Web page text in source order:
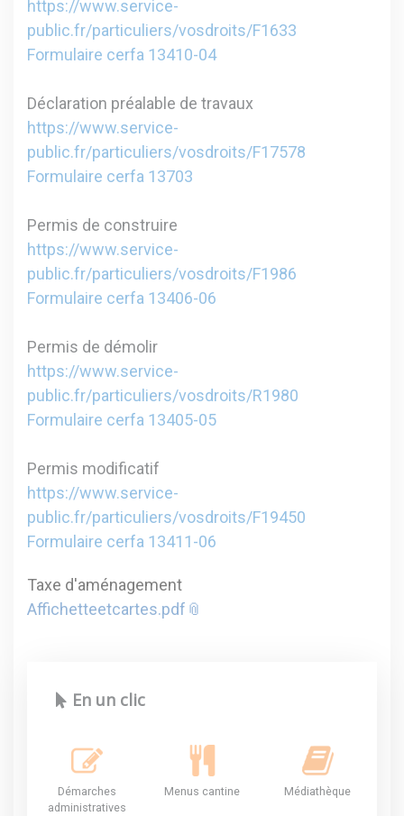
https://www.service-
public.fr/particuliers/vosdroits/F1633
Formulaire cerfa 13410-04
Déclaration préalable de travaux
https://www.service-
public.fr/particuliers/vosdroits/F17578
Formulaire cerfa 13703
Permis de construire
https://www.service-
public.fr/particuliers/vosdroits/F1986
Formulaire cerfa 13406-06
Permis de démolir
https://www.service-
public.fr/particuliers/vosdroits/R1980
Formulaire cerfa 13405-05
Permis modificatif
https://www.service-
public.fr/particuliers/vosdroits/F19450
Formulaire cerfa 13411-06
Taxe d'aménagement
Affichetteetcartes.pdf
En un clic
Démarches
administratives
Menus cantine Médiathèque